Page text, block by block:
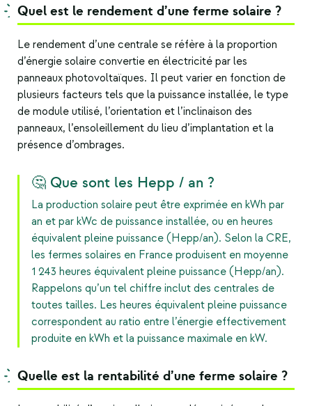
Quel est le rendement d’une ferme solaire ?
Le rendement d’une centrale se réfère à la proportion
d’énergie solaire convertie en électricité par les
panneaux photovoltaïques. Il peut varier en fonction de
plusieurs facteurs tels que la puissance installée, le type
de module utilisé, l’orientation et l’inclinaison des
panneaux, l’ensoleillement du lieu d’implantation et la
présence d’ombrages.
🤔 Que sont les Hepp / an ?
La production solaire peut être exprimée en kWh par
an et par kWc de puissance installée, ou en heures
équivalent pleine puissance (Hepp/an). Selon la CRE,
les fermes solaires en France produisent en moyenne
1 243 heures équivalent pleine puissance (Hepp/an).
Rappelons qu’un tel chiffre inclut des centrales de
toutes tailles. Les heures équivalent pleine puissance
correspondent au ratio entre l’énergie effectivement
produite en kWh et la puissance maximale en kW.
Quelle est la rentabilité d’une ferme solaire ?